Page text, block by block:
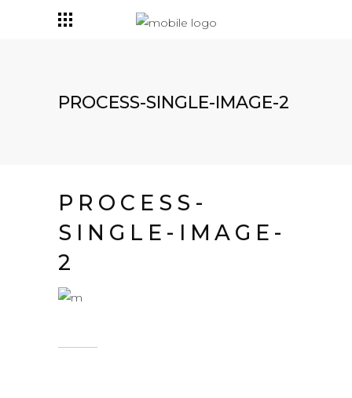
PROCESS-SINGLE-IMAGE-2
PROCESS-
SINGLE-IMAGE-
2